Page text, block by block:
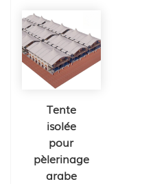
Tente
isolée
pour
pèlerinage
arabe